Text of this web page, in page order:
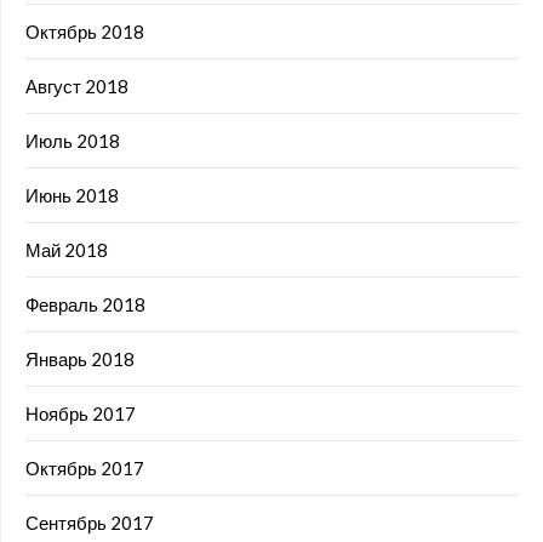
Октябрь 2018
Август 2018
Июль 2018
Июнь 2018
Май 2018
Февраль 2018
Январь 2018
Ноябрь 2017
Октябрь 2017
Сентябрь 2017